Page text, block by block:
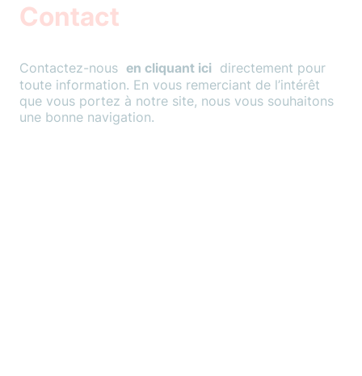
Contact
Contactez-nous en cliquant ici directement pour
toute information. En vous remerciant de l’intérêt
que vous portez à notre site, nous vous souhaitons
une bonne navigation.